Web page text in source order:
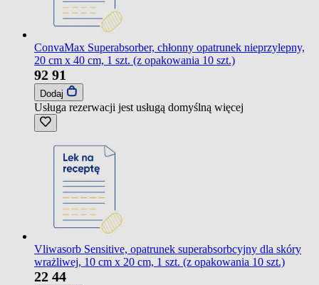
ConvaMax Superabsorber, chłonny opatrunek nieprzylepny,
20 cm x 40 cm, 1 szt. (z opakowania 10 szt.)
92 91
Dodaj
Usługa rezerwacji jest usługą domyślną więcej
Vliwasorb Sensitive, opatrunek superabsorbcyjny dla skóry
wrażliwej, 10 cm x 20 cm, 1 szt. (z opakowania 10 szt.)
22 44